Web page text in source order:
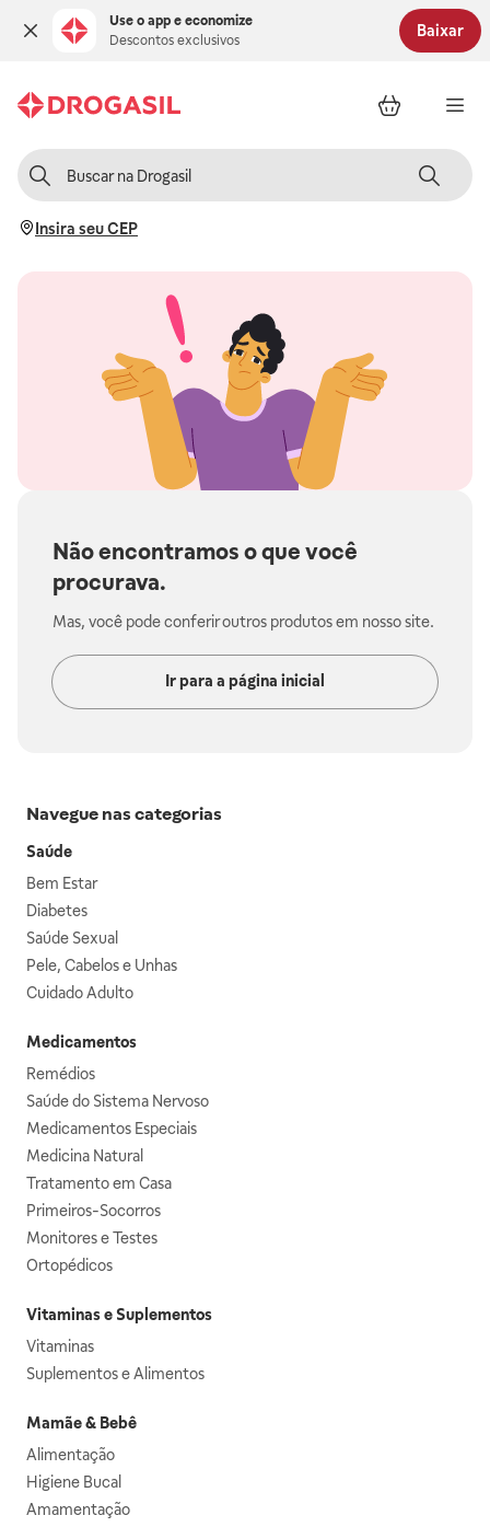
Use o app e economize
Descontos exclusivos
Baixar
Insira seu CEP
Não encontramos o que você
procurava.
Mas, você pode conferir outros produtos em nosso site.
Ir para a página inicial
Navegue nas categorias
Saúde
Bem Estar
Diabetes
Saúde Sexual
Pele, Cabelos e Unhas
Cuidado Adulto
Medicamentos
Remédios
Saúde do Sistema Nervoso
Medicamentos Especiais
Medicina Natural
Tratamento em Casa
Primeiros-Socorros
Monitores e Testes
Ortopédicos
Vitaminas e Suplementos
Vitaminas
Suplementos e Alimentos
Mamãe & Bebê
Alimentação
Higiene Bucal
Amamentação